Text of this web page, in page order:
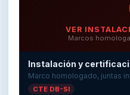
VER
Marcos
Instalación y
Marco homologado, juntas
CTE DB-SI